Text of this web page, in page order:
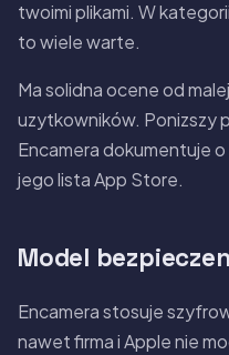
twoimi plikami. W
to wiele warte.
Ma solidna ocene od
uzytkowników. Ponizszy
Encamera dokumentuje
jego lista App Store.
Model
Encamera stosuje
nawet firma i Apple nie